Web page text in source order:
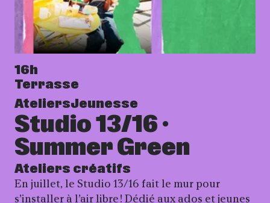
Studio 13/16 ·
Summer Green
Ateliers créatifs
16h
Terrasse
En juillet, le Studio 13/16 fait le mur pour
s’installer à l’air libre ! Dédié aux ados et jeunes
AteliersJeunesse